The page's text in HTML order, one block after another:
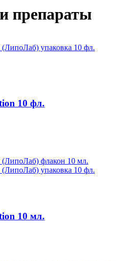
препараты
10 фл.
10 мл.